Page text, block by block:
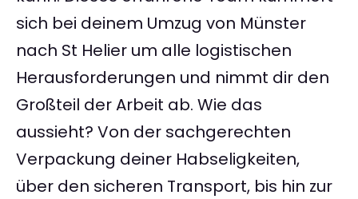
sich bei deinem Umzug von Münster
nach St Helier um alle logistischen
Herausforderungen und nimmt dir den
Großteil der Arbeit ab. Wie das
aussieht? Von der sachgerechten
Verpackung deiner Habseligkeiten,
über den sicheren Transport, bis hin zur